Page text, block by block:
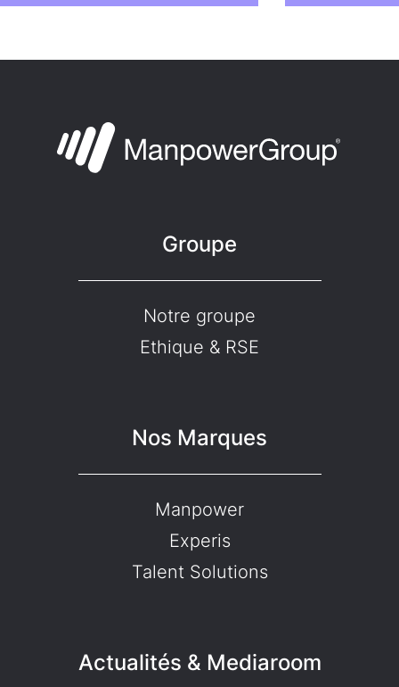
Groupe
Notre groupe
Ethique & RSE
Nos Marques
Manpower
Experis
Talent Solutions
Actualités & Mediaroom